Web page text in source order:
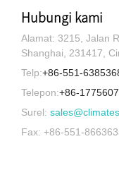
Hubungi kami
Alamat: 3215, Jalan
Shanghai, 231417,
Telp:+86-551-
Telepon:+86-
Surel:
Fax: +86-551-